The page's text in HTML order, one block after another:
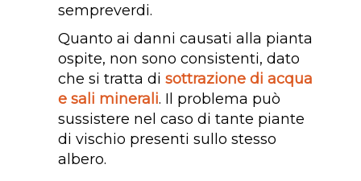
sempreverdi.
Quanto ai danni causati alla pianta
ospite, non sono consistenti, dato
che si tratta di sottrazione di acqua
e sali minerali. Il problema può
sussistere nel caso di tante piante
di vischio presenti sullo stesso
albero.